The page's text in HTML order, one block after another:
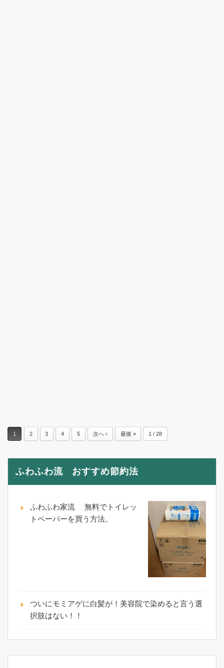
1 2 3 4 5 次へ › 最後 » 1 / 28
ふわふわ流 おすすめ節約法
ふわふわ家流 無料でトイレッ
トペーパーを買う方法。
ついにモミアゲに白髪が！美容院で染めると言う選
択肢はない！！